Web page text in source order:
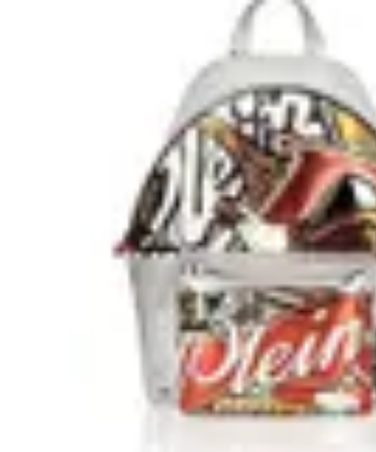
Technologie in der Freizeit
Telekom und Freizeit